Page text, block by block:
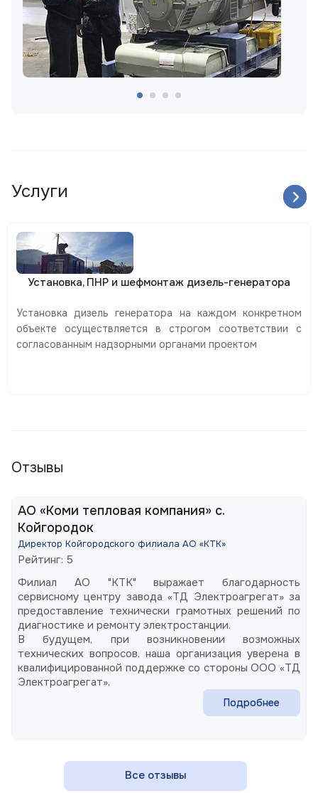
Услуги
Установка, ПНР и шефмонтаж дизель-генератора
Установка дизель генератора на каждом конкретном
объекте осуществляется в строгом соответствии с
согласованным надзорными органами проектом
Отзывы
АО «Коми тепловая компания» с.
Койгородок
Директор Койгородского филиала АО «КТК»
Рейтинг: 5
Филиал АО "КТК" выражает благодарность
сервисному центру завода «ТД Электроагрегат» за
предоставление технически грамотных решений по
диагностике и ремонту электростанции.
В будущем, при возникновении возможных
технических вопросов, наша организация уверена в
квалифицированной поддержке со стороны ООО «ТД
Электроагрегат».
Подробнее
Все отзывы